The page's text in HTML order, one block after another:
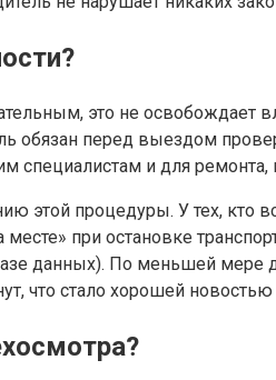
это не освобождает
перед выездом
специалистам и для
этой процедуры. У тех, кто
при остановке
данных). По меньшей
что стало хорошей